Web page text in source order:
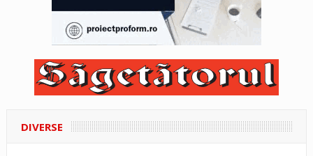
DIVERSE